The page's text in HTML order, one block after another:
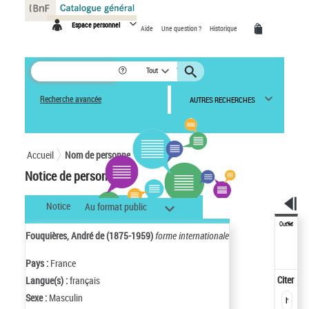
Espace personnel Aide Une question ? Historique
Tout
Recherche avancée AUTRES RECHERCHES
Accueil Nom de personne
Notice de personne
Notice Au format public
Fouquières, André de (1875-1959)forme internationale
Pays : France
Langue(s) :français
Sexe : Masculin
Outils
Citer
Panneau de gestion des cookies